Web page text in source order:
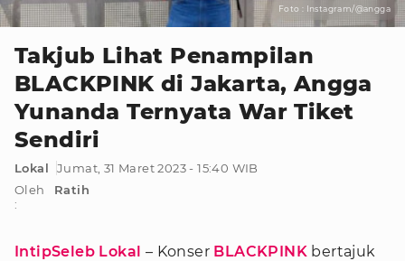
Foto : Instagram/@angga
Takjub Lihat Penampilan
BLACKPINK di Jakarta, Angga
Yunanda Ternyata War Tiket
Sendiri
Lokal
Jumat, 31 Maret 2023 - 15:40 WIB
Oleh
:
Ratih
IntipSeleb Lokal – Konser BLACKPINK bertajuk